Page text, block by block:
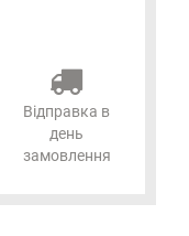
Відправка в
день
замовлення